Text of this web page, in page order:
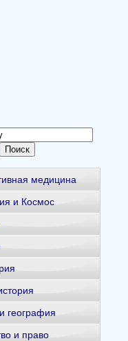
медицина
и Космос
география
и право